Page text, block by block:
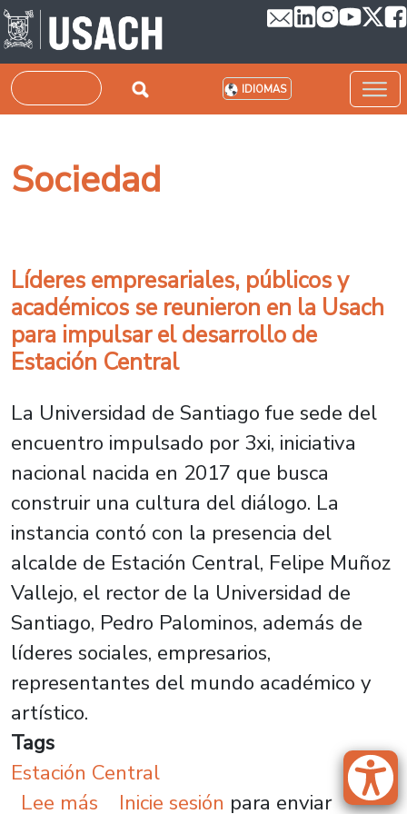
Pasar al contenido principal
Buscar IDIOMAS
Sociedad
Líderes empresariales, públicos y
académicos se reunieron en la Usach
para impulsar el desarrollo de
Estación Central
La Universidad de Santiago fue sede del
encuentro impulsado por 3xi, iniciativa
nacional nacida en 2017 que busca
construir una cultura del diálogo. La
instancia contó con la presencia del
alcalde de Estación Central, Felipe Muñoz
Vallejo, el rector de la Universidad de
Santiago, Pedro Palominos, además de
líderes sociales, empresarios,
representantes del mundo académico y
artístico.
Tags
Estación Central
Lee más sobre Líderes empresariales,
Inicie sesión para enviar